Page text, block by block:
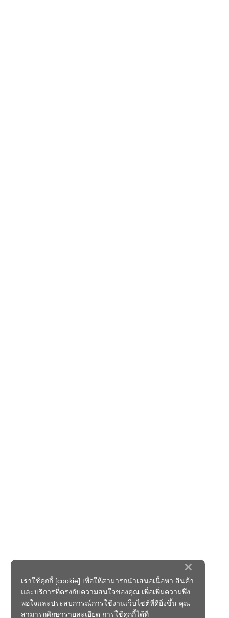
×
เราใช้คุกกี้ [cookie] เพื่อให้สามารถนำเสนอเนื้อหา สินค้า
และบริการที่ตรงกับความสนใจของคุณ เพื่อเพิ่มความพึง
พอใจและประสบการณ์การใช้งานเว็บไซต์ที่ดียิ่งขึ้น คุณ
สามารถศึกษารายละเอียด การใช้คุกกี้ได้ที่